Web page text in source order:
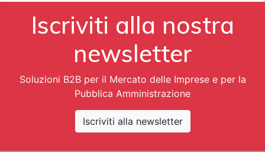
Iscriviti alla nostra
newsletter
Soluzioni B2B per il Mercato delle Imprese e per la
Pubblica Amministrazione
Iscriviti alla newsletter